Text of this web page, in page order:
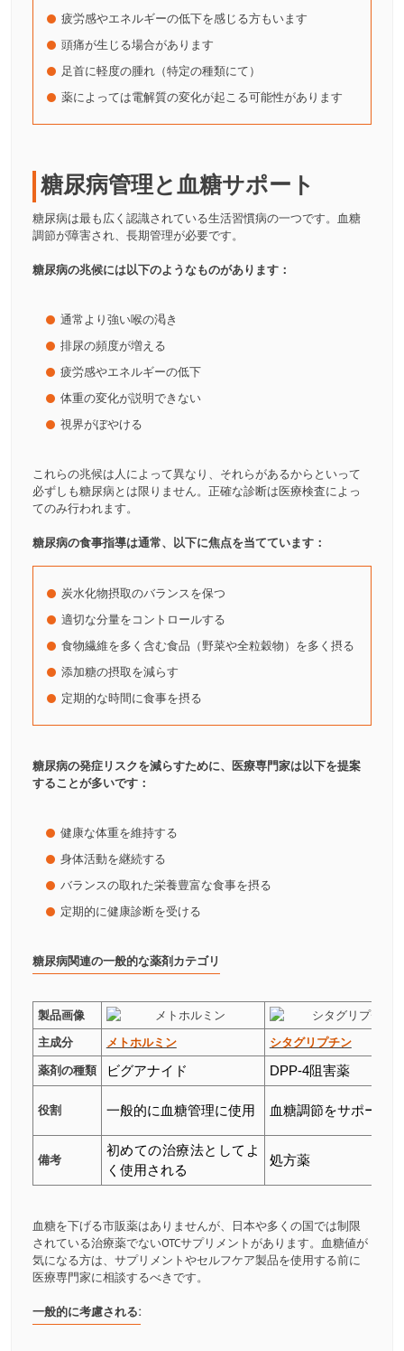
疲労感やエネルギーの低下を感じる方もいます
頭痛が生じる場合があります
足首に軽度の腫れ（特定の種類にて）
薬によっては電解質の変化が起こる可能性があります
糖尿病管理と血糖サポート
糖尿病は最も広く認識されている生活習慣病の一つです。血糖
調節が障害され、長期管理が必要です。
糖尿病の兆候には以下のようなものがあります：
通常より強い喉の渇き
排尿の頻度が増える
疲労感やエネルギーの低下
体重の変化が説明できない
視界がぼやける
これらの兆候は人によって異なり、それらがあるからといって
必ずしも糖尿病とは限りません。正確な診断は医療検査によっ
てのみ行われます。
糖尿病の食事指導は通常、以下に焦点を当てています：
炭水化物摂取のバランスを保つ
適切な分量をコントロールする
食物繊維を多く含む食品（野菜や全粒穀物）を多く摂る
添加糖の摂取を減らす
定期的な時間に食事を摂る
糖尿病の発症リスクを減らすために、医療専門家は以下を提案
することが多いです：
健康な体重を維持する
身体活動を継続する
バランスの取れた栄養豊富な食事を摂る
定期的に健康診断を受ける
糖尿病関連の一般的な薬剤カテゴリ
製品画像
主成分
メトホルミン
シタグリプチン
薬剤の種類
ビグアナイド DPP-4阻害薬
役割 一般的に血糖管理に使用 血糖調節をサポート
備考
初めての治療法としてよ
く使用される
処方薬
血糖を下げる市販薬はありませんが、日本や多くの国では制限
されている治療薬でないOTCサプリメントがあります。血糖値が
気になる方は、サプリメントやセルフケア製品を使用する前に
医療専門家に相談するべきです。
一般的に考慮される: